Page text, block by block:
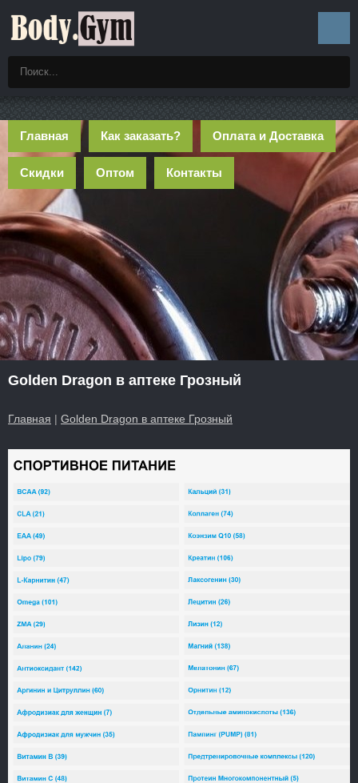
Главная Как заказать? Оплата и Доставка
Скидки Оптом Контакты
Golden Dragon в аптеке Грозный
Главная | Golden Dragon в аптеке Грозный